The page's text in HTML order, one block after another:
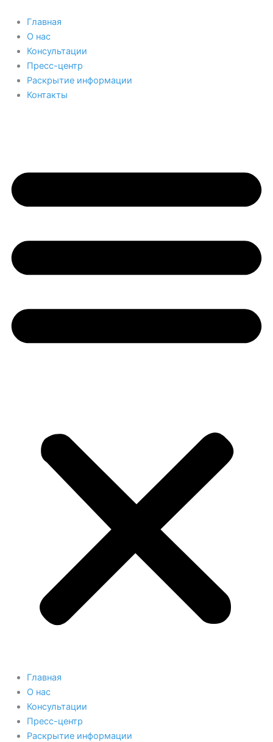
содержимому
Главная
О нас
Консультации
Пресс-центр
Раскрытие информации
Контакты
Главная
О нас
Консультации
Пресс-центр
Раскрытие информации